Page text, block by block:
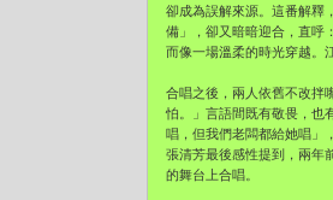
卻成為誤解來源。這番解釋
備」，卻又暗暗迎合，直呼
而像一場溫柔的時光穿越。
合唱之後，兩人依舊不改拌
怕。」言語間既有敬畏，也
唱，但我們老闆都給她唱」
張清芳最後感性提到，兩年
的舞台上合唱。